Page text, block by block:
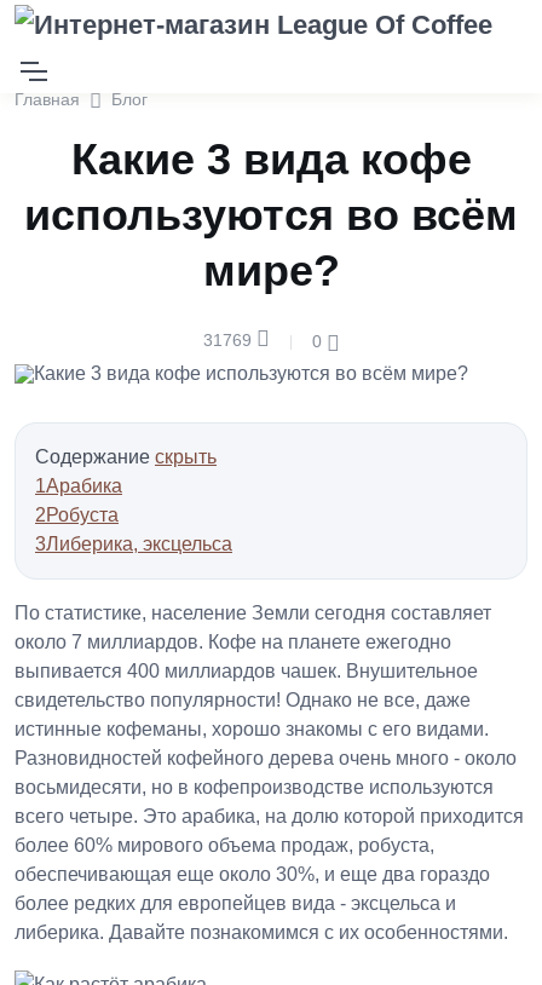
Главная Блог
Какие 3 вида кофе
используются во всём
мире?
31769 0
Содержание скрыть
1Арабика
2Робуста
3Либерика, эксцельса
По статистике, население Земли сегодня составляет
около 7 миллиардов. Кофе на планете ежегодно
выпивается 400 миллиардов чашек. Внушительное
свидетельство популярности! Однако не все, даже
истинные кофеманы, хорошо знакомы с его видами.
Разновидностей кофейного дерева очень много - около
восьмидесяти, но в кофепроизводстве используются
всего четыре. Это арабика, на долю которой приходится
более 60% мирового объема продаж, робуста,
обеспечивающая еще около 30%, и еще два гораздо
более редких для европейцев вида - эксцельса и
либерика. Давайте познакомимся с их особенностями.